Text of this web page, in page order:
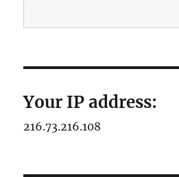
Your IP address:
216.73.216.108